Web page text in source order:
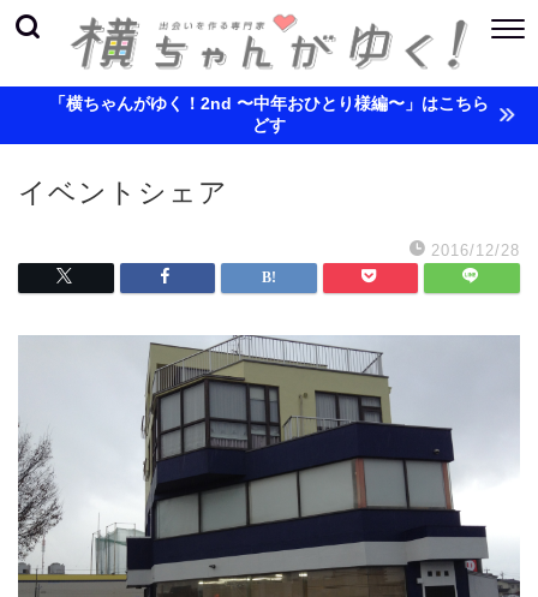
「横ちゃんがゆく！2nd 〜中年おひとり様編〜」はこちら
どす
イベントシェア
2016/12/28